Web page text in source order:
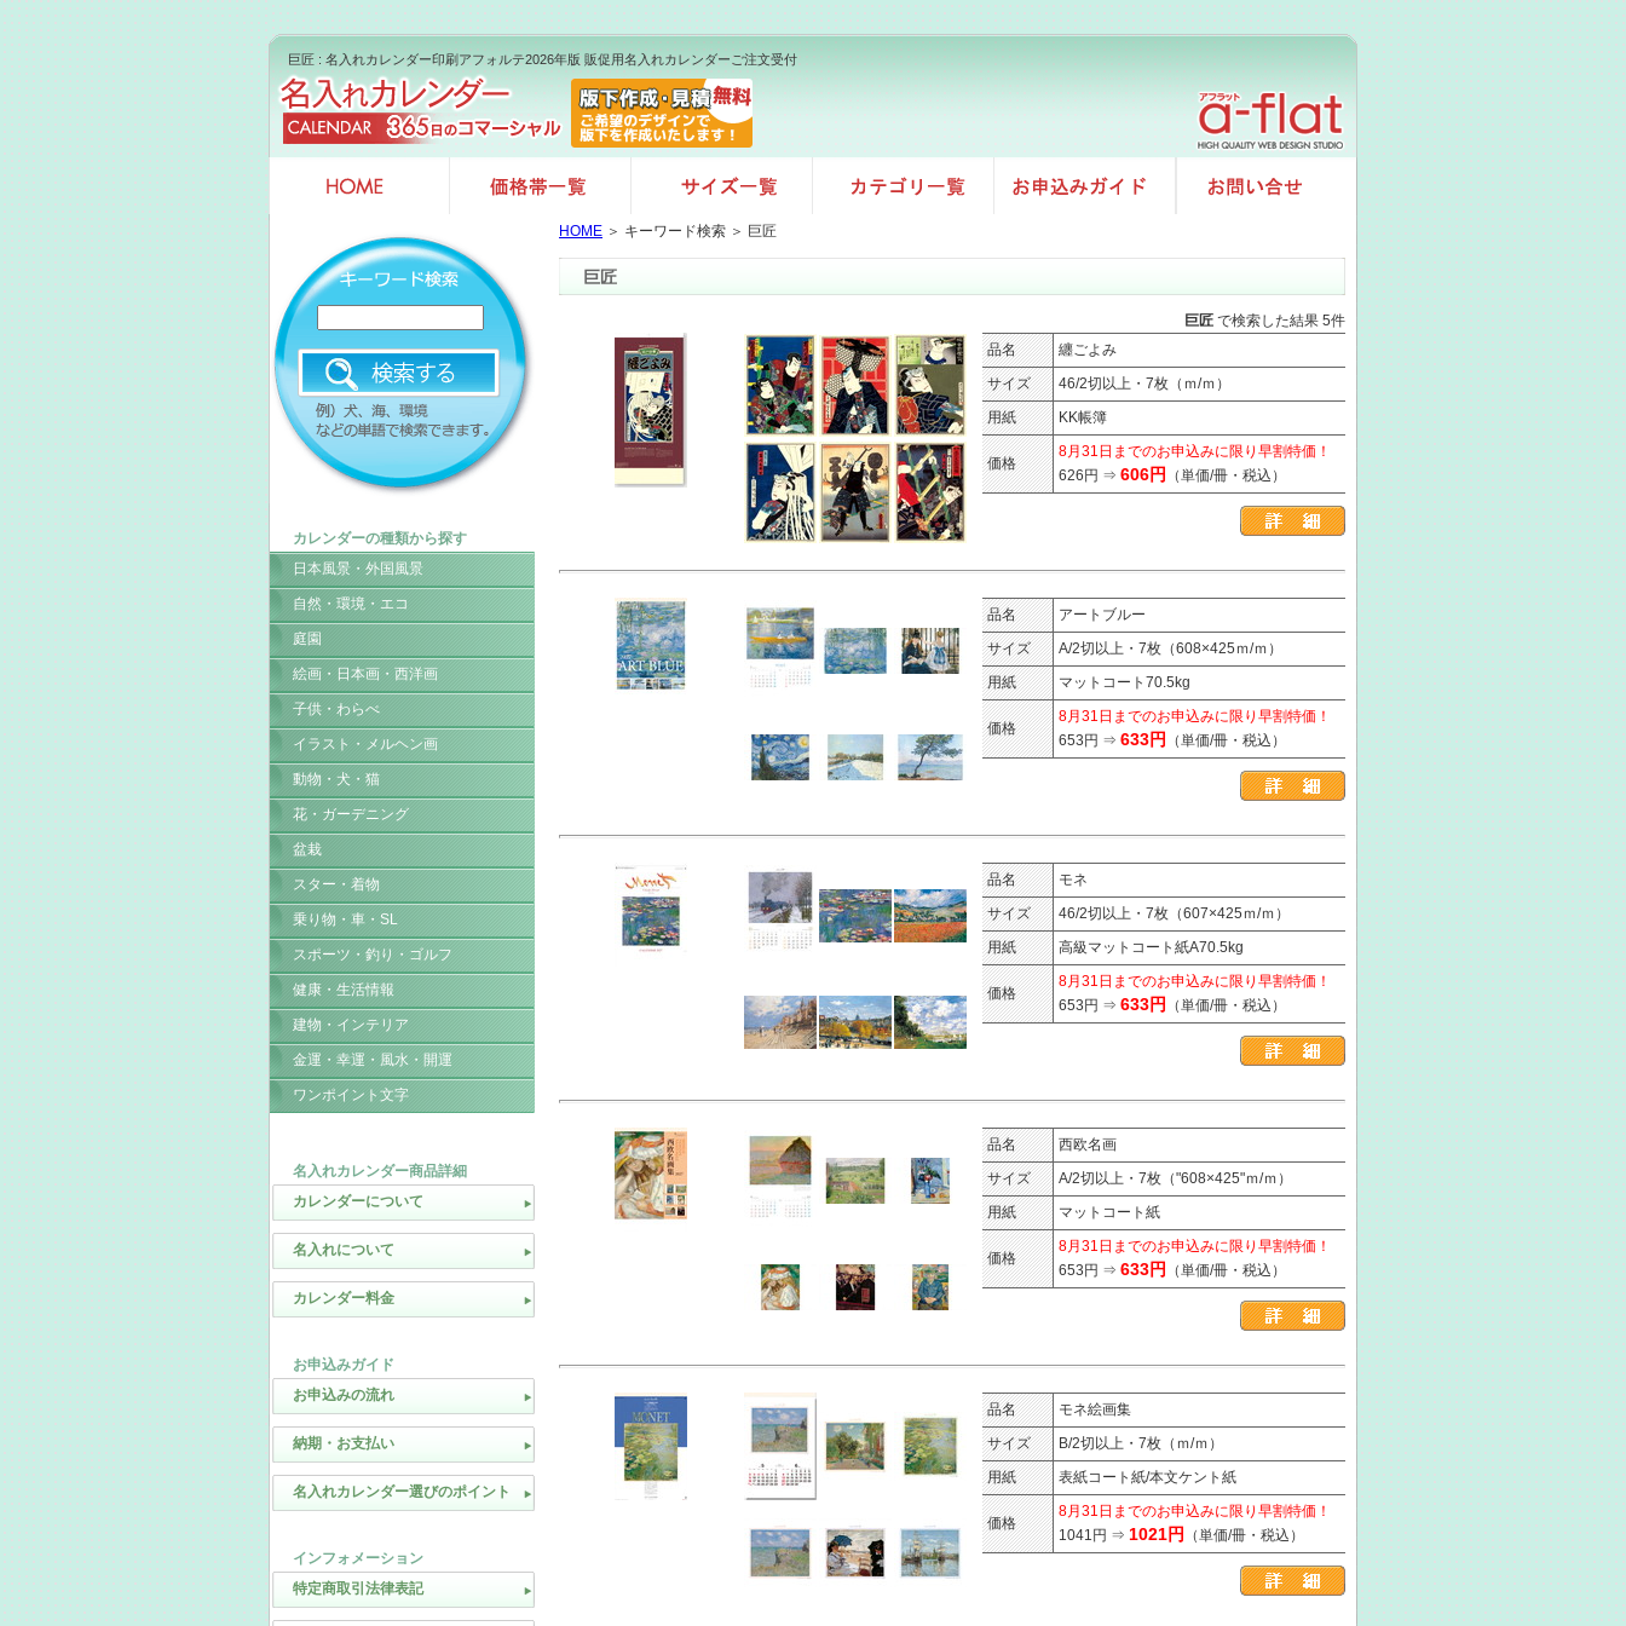
巨匠 : 名入れカレンダー印刷アフォルテ2026年版 販促用名入れカレンダーご注文受付
カレンダーの種類から探す
日本風景・外国風景
自然・環境・エコ
庭園
絵画・日本画・西洋画
子供・わらべ
イラスト・メルヘン画
動物・犬・猫
花・ガーデニング
盆栽
スター・着物
乗り物・車・SL
スポーツ・釣り・ゴルフ
健康・生活情報
建物・インテリア
金運・幸運・風水・開運
ワンポイント文字
名入れカレンダー商品詳細
カレンダーについて
名入れについて
カレンダー料金
お申込みガイド
お申込みの流れ
納期・お支払い
名入れカレンダー選びのポイント
インフォメーション
特定商取引法律表記
HOME ＞ キーワード検索 ＞ 巨匠
巨匠
巨匠 で検索した結果 5件
品名
纏ごよみ
サイズ
46/2切以上・7枚（ｍ/ｍ）
用紙
KK帳簿
価格
8月31日までのお申込みに限り早割特価！
626円 ⇒ 606円 （単価/冊・税込）
品名
アートブルー
サイズ
A/2切以上・7枚（608×425ｍ/ｍ）
用紙
マットコート70.5kg
価格
8月31日までのお申込みに限り早割特価！
653円 ⇒ 633円 （単価/冊・税込）
品名
モネ
サイズ
46/2切以上・7枚（607×425ｍ/ｍ）
用紙
高級マットコート紙A70.5kg
価格
8月31日までのお申込みに限り早割特価！
653円 ⇒ 633円 （単価/冊・税込）
品名
西欧名画
サイズ
A/2切以上・7枚（"608×425"ｍ/ｍ）
用紙
マットコート紙
価格
8月31日までのお申込みに限り早割特価！
653円 ⇒ 633円 （単価/冊・税込）
品名
モネ絵画集
サイズ
B/2切以上・7枚（ｍ/ｍ）
用紙
表紙コート紙/本文ケント紙
価格
8月31日までのお申込みに限り早割特価！
1041円 ⇒ 1021円 （単価/冊・税込）